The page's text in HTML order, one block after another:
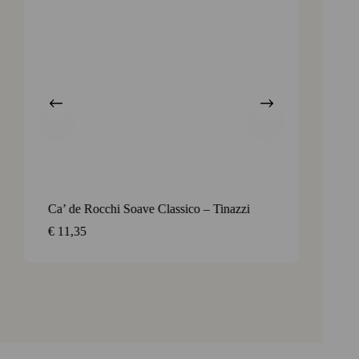
Ca’ de Rocchi Soave Classico – Tinazzi
€ 11,35